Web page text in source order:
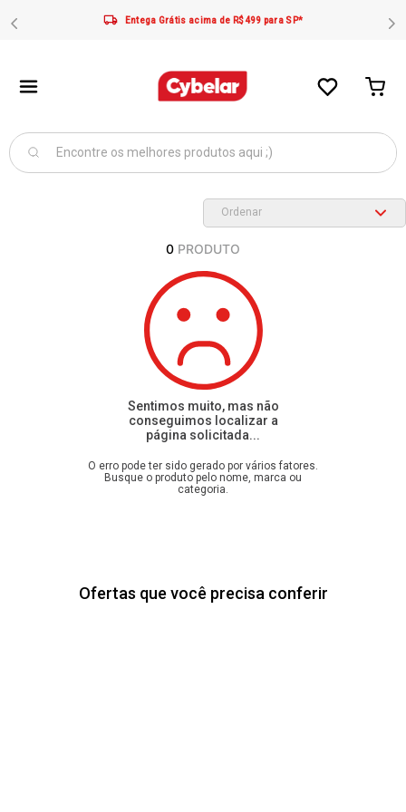
Entega Grátis acima de R$499 para SP*
0 PRODUTO
Ofertas que você precisa conferir